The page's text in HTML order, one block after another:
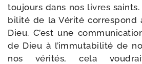
tou­jours dans nos livres
bi­li­té de la Vérité cor­res­pond
Dieu. C’est une
de Dieu à l’immutabilité de
nos véri­tés, cela